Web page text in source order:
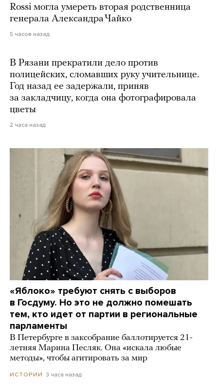
Rossi могла умереть вторая родственница
генерала Александра Чайко
5 часов назад
В Рязани прекратили дело против
полицейских, сломавших руку учительнице.
Год назад ее задержали, приняв
за закладчицу, когда она фотографировала
цветы
2 часа назад
«Яблоко» требуют снять с выборов
в Госдуму. Но это не должно помешать
тем, кто идет от партии в региональные
парламенты
В Петербурге в заксобрание баллотируется 21-
летняя Марина Песляк. Она «искала любые
методы», чтобы агитировать за мир
ИСТОРИИ 3 часа назад